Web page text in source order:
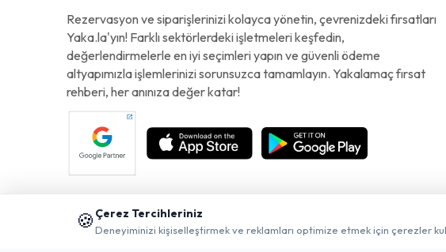
Rezervasyon ve siparişlerinizi kolayca yönetin, çevrenizdeki fırsatları
Yaka.la'yın! Farklı sektörlerdeki işletmeleri keşfedin,
değerlendirmelerle en iyi seçimleri yapın ve güvenli ödeme
altyapımızla işlemlerinizi sorunsuzca tamamlayın. Yakalamaç fırsat
rehberi, her anınıza değer katar!
🍪 Çerez Tercihleriniz
Deneyiminizi kişiselleştirmek ve reklamları optimize etmek için çerezler